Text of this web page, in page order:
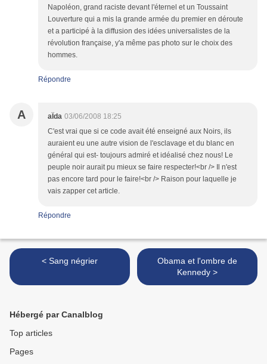
Napoléon, grand raciste devant l'éternel et un Toussaint
Louverture qui a mis la grande armée du premier en déroute
et a participé à la diffusion des idées universalistes de la
révolution française, y'a même pas photo sur le choix des
hommes.
Répondre
A aÏda 03/06/2008 18:25
C'est vrai que si ce code avait été enseigné aux Noirs, ils
auraient eu une autre vision de l'esclavage et du blanc en
général qui est- toujours admiré et idéalisé chez nous! Le
peuple noir aurait pu mieux se faire respecter!<br /> Il n'est
pas encore tard pour le faire!<br /> Raison pour laquelle je
vais zapper cet article.
Répondre
< Sang négrier
Obama et l'ombre de
Kennedy >
Hébergé par Canalblog
Top articles
Pages